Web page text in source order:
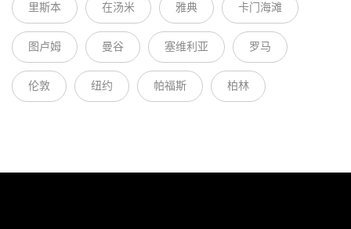
里斯本 在汤米 雅典 卡门海滩
图卢姆 曼谷 塞维利亚 罗马
伦敦 纽约 帕福斯 柏林